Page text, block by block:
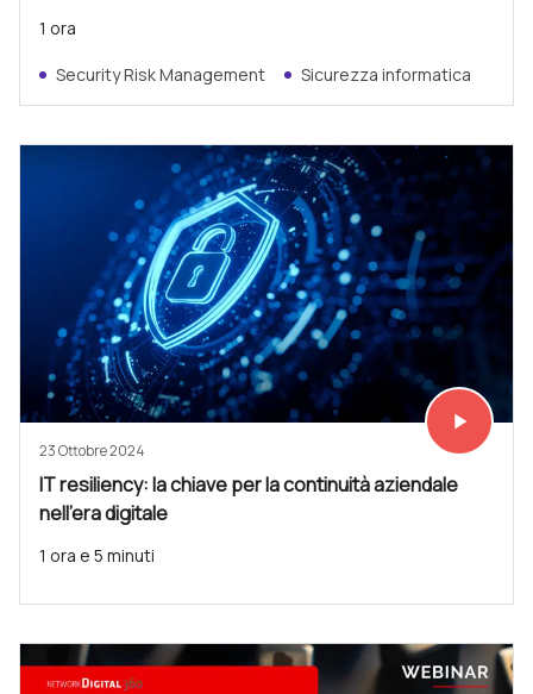
1 ora
Security Risk Management Sicurezza informatica
Vedi subito
play_arrow
23 Ottobre 2024
IT resiliency: la chiave per la continuità aziendale
nell’era digitale
1 ora e 5 minuti